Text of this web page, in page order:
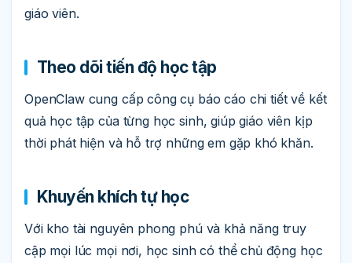
giáo viên.
Theo dõi tiến độ học tập
OpenClaw cung cấp công cụ báo cáo chi tiết về kết
quả học tập của từng học sinh, giúp giáo viên kịp
thời phát hiện và hỗ trợ những em gặp khó khăn.
Khuyến khích tự học
Với kho tài nguyên phong phú và khả năng truy
cập mọi lúc mọi nơi, học sinh có thể chủ động học